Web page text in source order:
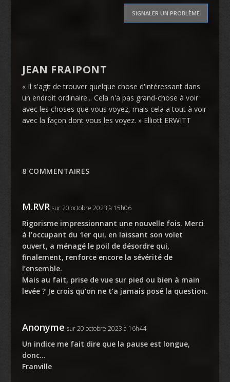
SIGNALER UN PROBLÈME
JEAN FRAIPONT
« Il s'agit de trouver quelque chose d'intéressant dans
un endroit ordinaire... Cela n'a pas grand-chose à voir
avec les choses que vous voyez, mais cela a tout à voir
avec la façon dont vous les voyez. » Elliott ERWITT
8 COMMENTAIRES
M.RVR sur 20 octobre 2023 à 15h06
Rigorisme impressionnant une nouvelle fois. Merci
à l’occupant du 1er qui, en laissant son volet
ouvert, a ménagé le poil de désordre qui,
finalement, renforce encore la sévérité de
l’ensemble.
Mais au fait, prise de vue sur pied ou bien à main
levée ? Je crois qu’on ne t’a jamais posé la question.
Anonyme sur 20 octobre 2023 à 16h44
Un indice me fait dire que la pause est longue,
donc…
Franville